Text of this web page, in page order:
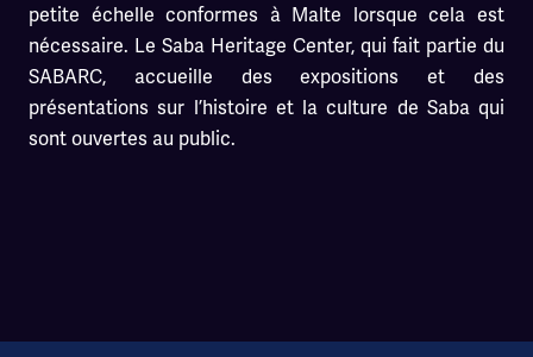
petite échelle conformes à Malte lorsque cela est
nécessaire. Le Saba Heritage Center, qui fait partie du
SABARC, accueille des expositions et des
présentations sur l’histoire et la culture de Saba qui
sont ouvertes au public.